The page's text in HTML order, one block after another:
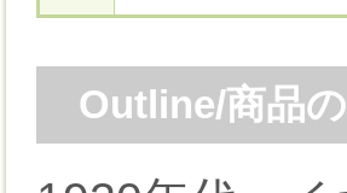
Outline/商品